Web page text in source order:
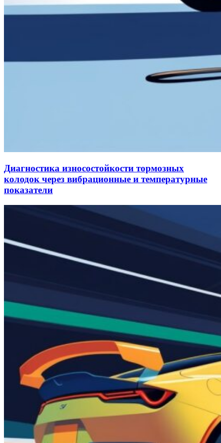
Диагностика износостойкости тормозных
колодок через вибрационные и температурные
показатели